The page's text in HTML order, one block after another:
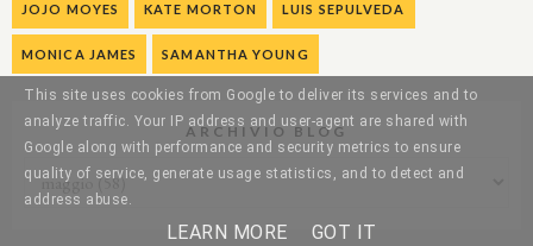
JOJO MOYES KATE MORTON LUIS SEPULVEDA
MONICA JAMES SAMANTHA YOUNG
ARCHIVIO BLOG
This site uses cookies from Google to deliver its services and to
analyze traffic. Your IP address and user-agent are shared with
Google along with performance and security metrics to ensure
quality of service, generate usage statistics, and to detect and
address abuse.
LEARN MORE GOT IT